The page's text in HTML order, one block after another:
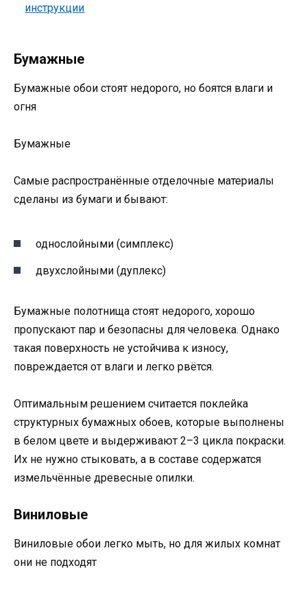
Бумажные
Бумажные обои стоят недорого, но боятся влаги и
огня
Бумажные
Самые распространённые отделочные материалы
сделаны из бумаги и бывают:
однослойными (симплекс)
двухслойными (дуплекс)
Бумажные полотнища стоят недорого, хорошо
пропускают пар и безопасны для человека. Однако
такая поверхность не устойчива к износу,
повреждается от влаги и легко рвётся.
Оптимальным решением считается поклейка
структурных бумажных обоев, которые выполнены
в белом цвете и выдерживают 2–3 цикла покраски.
Их не нужно стыковать, а в составе содержатся
измельчённые древесные опилки.
Виниловые
Виниловые обои легко мыть, но для жилых комнат
они не подходят